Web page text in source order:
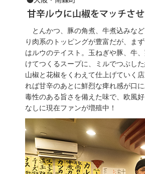
とんかつ、豚の角煮、牛煮込みな
り肉系のトッピングが豊富だが、ま
はルウのテイスト。玉ねぎや豚、牛
けてつくるスープに、ミルでつぶし
山椒と花椒をくわえて仕上げていく
れば甘辛のあとに鮮烈な痺れ感が口
毒性のある旨さを備えた味で、欧風
なしに現在ファンが増殖中！